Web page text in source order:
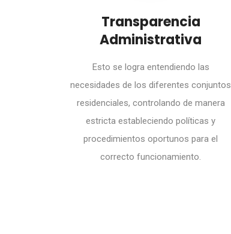
Transparencia
Administrativa
Esto se logra entendiendo las
necesidades de los diferentes conjuntos
residenciales, controlando de manera
estricta estableciendo políticas y
procedimientos oportunos para el
correcto funcionamiento.